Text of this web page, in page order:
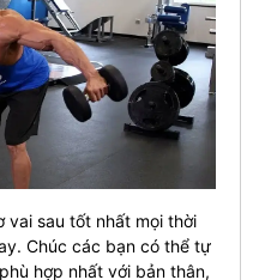
vai sau tốt nhất mọi thời
Chúc các bạn có thể tự
hợp nhất với bản thân,